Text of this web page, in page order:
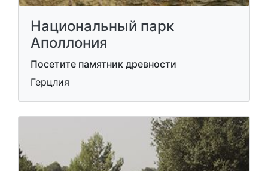
Национальный парк
Аполлония
Посетите памятник древности
Герцлия